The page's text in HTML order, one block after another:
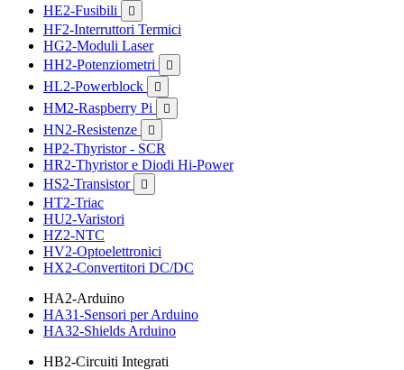
HE2-Fusibili 
HF2-Interruttori Termici
HG2-Moduli Laser
HH2-Potenziometri

HL2-Powerblock 
HM2-Raspberry Pi 
HN2-Resistenze 
HP2-Thyristor - SCR
HR2-Thyristor e Diodi Hi-Power
HS2-Transistor

HT2-Triac
HU2-Varistori
HZ2-NTC
HV2-Optoelettronici
HX2-Convertitori DC/DC
HA2-Arduino
HA31-Sensori per Arduino
HA32-Shields Arduino
HB2-Circuiti Integrati